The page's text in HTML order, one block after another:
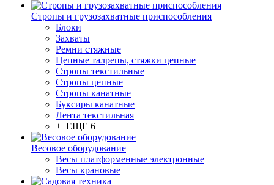
Стропы и грузозахватные приспособления
Блоки
Захваты
Ремни стяжные
Цепные талрепы, стяжки цепные
Стропы текстильные
Стропы цепные
Стропы канатные
Буксиры канатные
Лента текстильная
+ ЕЩЕ 6
Весовое оборудование
Весы платформенные электронные
Весы крановые